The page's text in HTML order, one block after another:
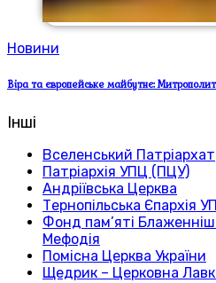
Новини
Віра та європейське майбутнє: Митрополит
Інші
Вселенський Патріархат
Патріархія УПЦ (ПЦУ)
Андріївська Церква
Тернопільська Єпархія
Фонд пам’яті
Мефодія
Помісна Церква України
Щедрик – Церковна